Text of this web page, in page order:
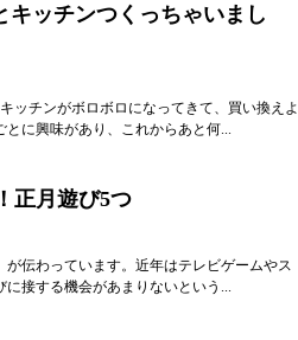
ッチンつくっちゃいまし
ッチンがボロボロになってきて、買い換えよ
に興味があり、これからあと何...
正月遊び5つ
伝わっています。近年はテレビゲームやス
接する機会があまりないという...